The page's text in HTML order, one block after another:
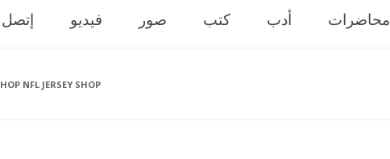
إتصل فيديو صور كتب أدب محاضرات
NFL JERSEY SHOP